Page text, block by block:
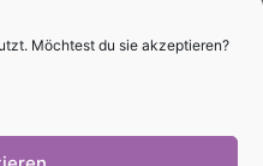
Möchtest du sie akzeptieren?